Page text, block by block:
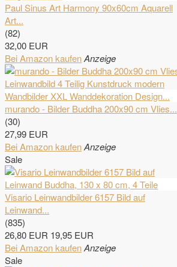
Paul Sinus Art Harmony 90x60cm Aquarell
Art...
(82)
32,00 EUR
Bei Amazon kaufenAnzeige
murando - Bilder Buddha 200x90 cm Vlies...
(30)
27,99 EUR
Bei Amazon kaufenAnzeige
Sale
Visario Leinwandbilder 6157 Bild auf
Leinwand...
(835)
26,80 EUR 19,95 EUR
Bei Amazon kaufenAnzeige
Sale